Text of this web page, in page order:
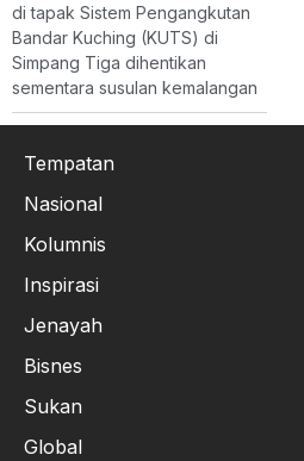
di tapak Sistem Pengangkutan
Bandar Kuching (KUTS) di
Simpang Tiga dihentikan
sementara susulan kemalangan
Tempatan
Nasional
Kolumnis
Inspirasi
Jenayah
Bisnes
Sukan
Global